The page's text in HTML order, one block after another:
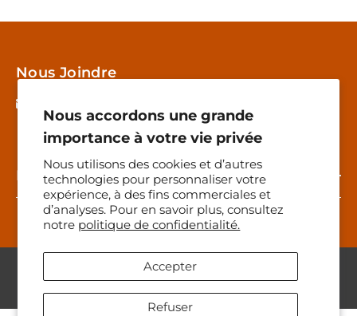
Nous accordons une grande
importance à votre vie privée
Nous utilisons des cookies et d’autres
technologies pour personnaliser votre
expérience, à des fins commerciales et
d’analyses. Pour en savoir plus, consultez
notre politique de confidentialité.
Accepter
Refuser
Nous Joindre
Menu
@ 2024 Nadine Joannette.